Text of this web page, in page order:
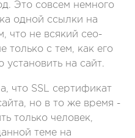
Это совсем немного
одной ссылки на
что не всякий сео-
только с тем, как его
установить на сайт.
что SSL сертификат
но в то же время -
только человек,
теме на